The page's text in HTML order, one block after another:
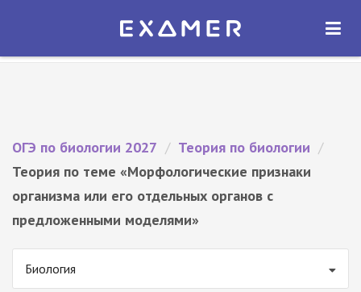
Экзамер — ЕГЭ 2027
ОТКРЫТЬ
ОГЭ по биологии 2027 / Теория по биологии /
Теория по теме «Морфологические признаки
организма или его отдельных органов с
предложенными моделями»
Биология